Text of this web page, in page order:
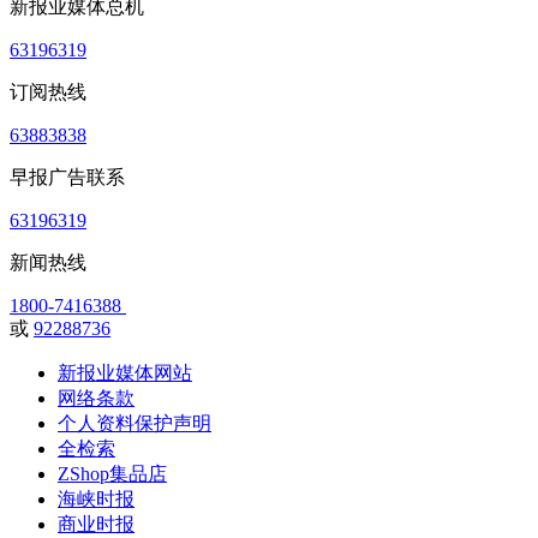
新报业媒体总机
63196319
订阅热线
63883838
早报广告联系
63196319
新闻热线
1800-7416388
或 92288736
新报业媒体网站
网络条款
个人资料保护声明
全检索
ZShop集品店
海峡时报
商业时报